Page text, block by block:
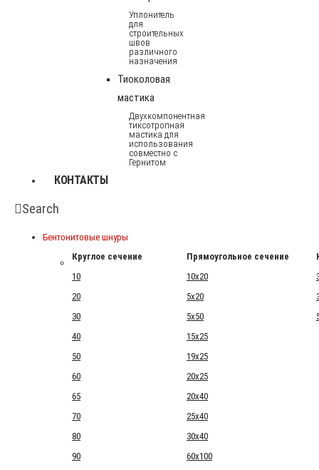
Уплонитель
для
строительных
швов
различного
назначения
Тиоколовая
мастика
Двухкомпонентная
тиксотропная
мастика для
использования
совместно с
Гернитом
КОНТАКТЫ
Search
Бентонитовые шнуры
Круглое сечение
Прямоугольное сечение
10
10x20
20
5x20
30
5x50
40
15x25
50
19x25
60
20x25
65
20x40
70
25x40
80
30x40
90
60x100